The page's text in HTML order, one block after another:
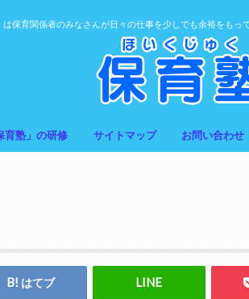
は保育関係者のみなさんが日々の仕事を少しでも余裕をもっ
育塾」の研修 サイトマップ お問い合わせ
はてブ